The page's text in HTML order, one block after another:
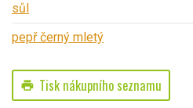
sůl
pepř černý mletý
print Tisk nákupního seznamu